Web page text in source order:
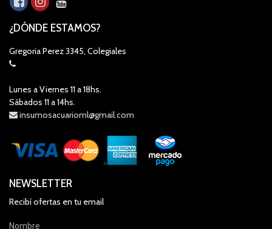
¿DÓNDE ESTAMOS?
Gregoria Perez 3345, Colegiales
Lunes a Viernes 11 a 18hs.
Sábados 11 a 14hs.
insumosacuarioml@gmail.com
NEWSLETTER
Recibí ofertas en tu email